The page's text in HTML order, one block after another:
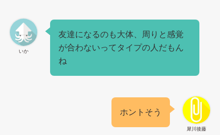
いか
友達になるのも大体、周りと感覚
が合わないってタイプの人だもん
ね
犀川後藤
ホントそう